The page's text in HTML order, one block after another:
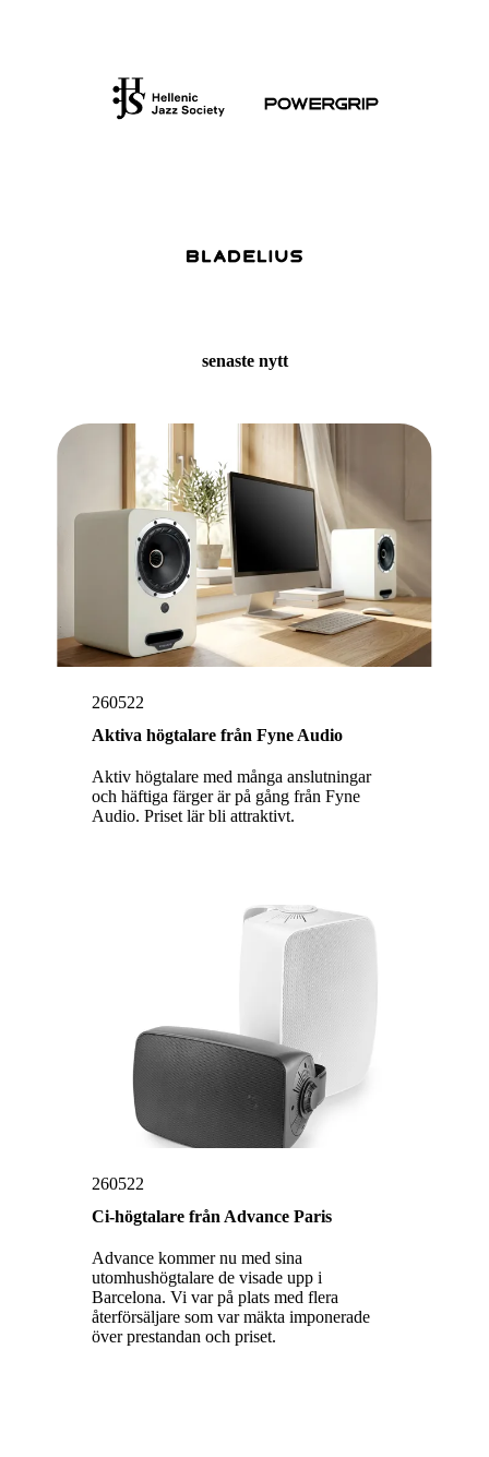
senaste nytt
260522
Aktiva högtalare från Fyne Audio
Aktiv högtalare med många anslutningar
och häftiga färger är på gång från Fyne
Audio. Priset lär bli attraktivt.
260522
Ci-högtalare från Advance Paris
Advance kommer nu med sina
utomhushögtalare de visade upp i
Barcelona. Vi var på plats med flera
återförsäljare som var mäkta imponerade
över prestandan och priset.